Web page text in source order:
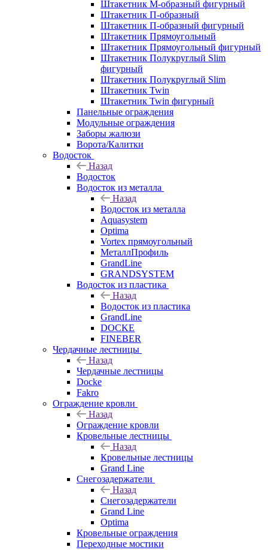
Штакетник М-образный фигурный
Штакетник П-образный
Штакетник П-образный фигурный
Штакетник Прямоугольный
Штакетник Прямоугольный фигурный
Штакетник Полукруглый Slim
фигурный
Штакетник Полукруглый Slim
Штакетник Twin
Штакетник Twin фигурный
Панельные ограждения
Модульные ограждения
Заборы жалюзи
Ворота/Калитки
Водосток
Назад
Водосток
Водосток из металла
Назад
Водосток из металла
Aquasystem
Optima
Vortex прямоугольный
МеталлПрофиль
GrandLine
GRANDSYSTEM
Водосток из пластика
Назад
Водосток из пластика
GrandLine
DOCKE
FINEBER
Чердачные лестницы
Назад
Чердачные лестницы
Docke
Fakro
Ограждение кровли
Назад
Ограждение кровли
Кровельные лестницы
Назад
Кровельные лестницы
Grand Line
Снегозадержатели
Назад
Снегозадержатели
Grand Line
Optima
Кровельные ограждения
Переходные мостики